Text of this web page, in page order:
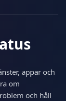
appar och
om
och håll